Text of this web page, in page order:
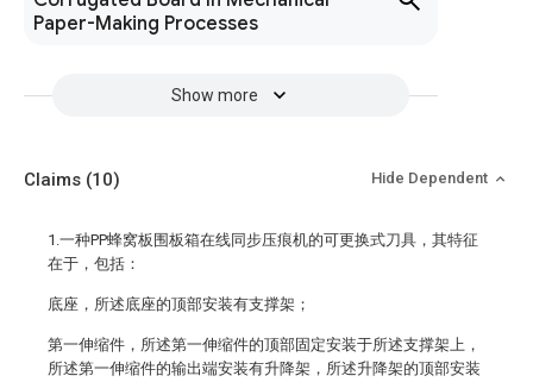
Paper-Making Processes
Show more
Claims (10) Hide Dependent
1.一种PP蜂窝板围板箱在线同步压痕机的可更换式刀具，其特征
在于，包括：
底座，所述底座的顶部安装有支撑架；
第一伸缩件，所述第一伸缩件的顶部固定安装于所述支撑架上，
所述第一伸缩件的输出端安装有升降架，所述升降架的顶部安装